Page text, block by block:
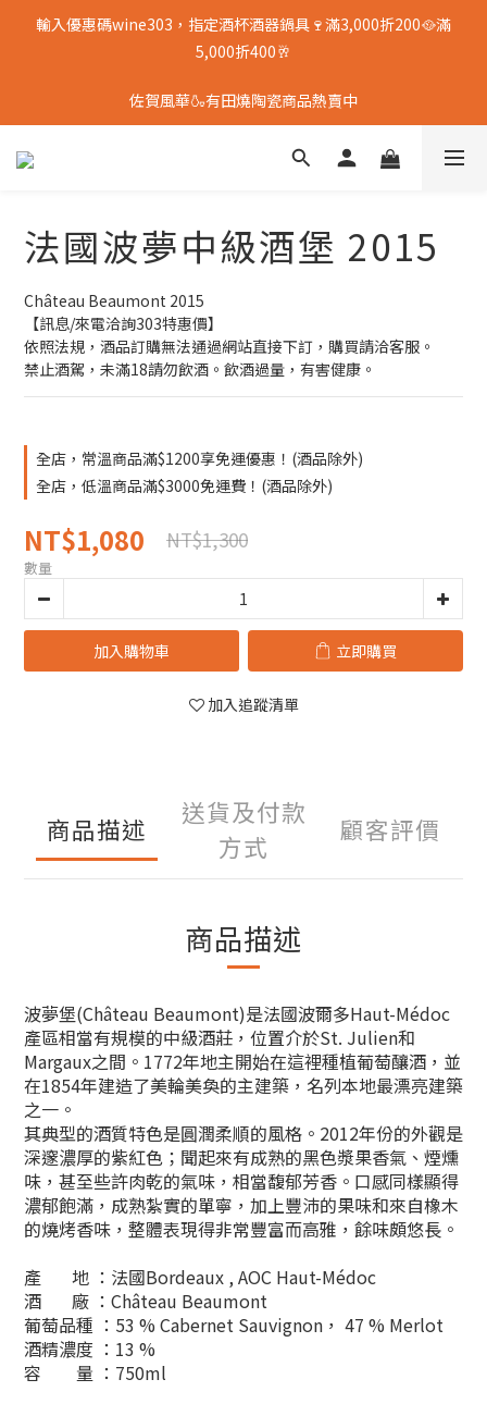
輸入優惠碼wine303，指定酒杯酒器鍋具🍷滿3,000折200🥘滿
5,000折400🥂
佐賀風華🍶有田燒陶瓷商品熱賣中
法國波夢中級酒堡 2015
Château Beaumont 2015
【訊息/來電洽詢303特惠價】
依照法規，酒品訂購無法通過網站直接下訂，購買請洽客服。
禁止酒駕，未滿18請勿飲酒。飲酒過量，有害健康。
全店，常溫商品滿$1200享免運優惠！(酒品除外)
全店，低溫商品滿$3000免運費！(酒品除外)
NT$1,080 NT$1,300
數量
加入購物車 立即購買
加入追蹤清單
商品描述
送貨及付款
方式
顧客評價
商品描述
波夢堡(Château Beaumont)是法國波爾多Haut-Médoc
產區相當有規模的中級酒莊，位置介於St. Julien和
Margaux之間。1772年地主開始在這裡種植葡萄釀酒，並
在1854年建造了美輪美奐的主建築，名列本地最漂亮建築
之一。
其典型的酒質特色是圓潤柔順的風格。2012年份的外觀是
深邃濃厚的紫紅色；聞起來有成熟的黑色漿果香氣、煙燻
味，甚至些許肉乾的氣味，相當馥郁芳香。口感同樣顯得
濃郁飽滿，成熟紮實的單寧，加上豐沛的果味和來自橡木
的燒烤香味，整體表現得非常豐富而高雅，餘味頗悠長。
產 地 ：法國Bordeaux , AOC Haut-Médoc
酒 廠 ：Château Beaumont
葡萄品種 ：53 % Cabernet Sauvignon， 47 % Merlot
酒精濃度 ：13 %
容 量 ：750ml